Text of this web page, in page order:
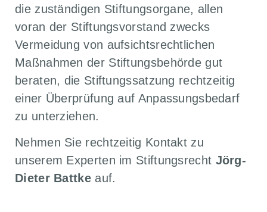
die zuständigen Stiftungsorgane, allen
voran der Stiftungsvorstand zwecks
Vermeidung von aufsichtsrechtlichen
Maßnahmen der Stiftungsbehörde gut
beraten, die Stiftungssatzung rechtzeitig
einer Überprüfung auf Anpassungsbedarf
zu unterziehen.
Nehmen Sie rechtzeitig Kontakt zu
unserem Experten im Stiftungsrecht Jörg-
Dieter Battkeauf.